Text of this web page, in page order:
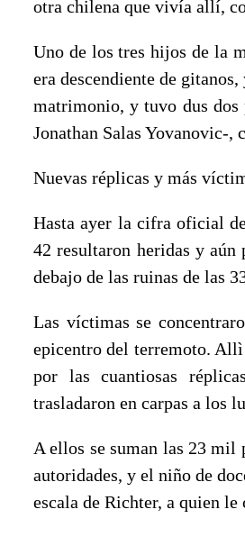
otra chilena que vivía allí,
Uno de los tres hijos de la
era descendiente de
matrimonio, y tuvo dus
Jonathan Salas Yovanovic-,
Nuevas réplicas y más
Hasta ayer la cifra oficial
42 resultaron heridas y aún
debajo de las ruinas de las
Las víctimas se
epicentro del terremoto. Allì
por las cuantiosas
trasladaron en carpas a los
A ellos se suman las 23 mil
autoridades, y el niño de
escala de Richter, a quien le